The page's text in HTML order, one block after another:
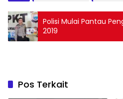
Polisi Mulai Pantau
2019
Pos Terkait